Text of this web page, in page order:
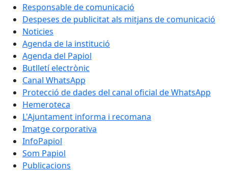
Responsable de comunicació
Despeses de publicitat als mitjans de comunicació
Noticies
Agenda de la institució
Agenda del Papiol
Butlletí electrònic
Canal WhatsApp
Protecció de dades del canal oficial de WhatsApp
Hemeroteca
L'Ajuntament informa i recomana
Imatge corporativa
InfoPapiol
Som Papiol
Publicacions